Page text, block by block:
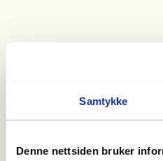
Samtykke
Denne nettsiden bruker
0186 Oslo